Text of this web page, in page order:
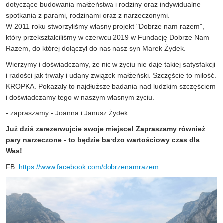
dotyczące budowania małżeństwa i rodziny oraz indywidualne
spotkania z parami, rodzinami oraz z narzeczonymi.
W 2011 roku stworzyliśmy własny projekt "Dobrze nam razem",
który przekształciliśmy w czerwcu 2019 w Fundację Dobrze Nam
Razem, do której dołączył do nas nasz syn Marek Żydek.
Wierzymy i doświadczamy, że nic w życiu nie daje takiej satysfakcji
i radości jak trwały i udany związek małżeński. Szczęście to miłość.
KROPKA. Pokazały to najdłuższe badania nad ludzkim szczęściem
i doświadczamy tego w naszym własnym życiu.
- zapraszamy - Joanna i Janusz Żydek
Już dziś zarezerwujcie swoje miejsce! Zapraszamy również
pary narzeczone - to będzie bardzo wartościowy czas dla
Was!
FB: https://www.facebook.com/dobrzenamrazem